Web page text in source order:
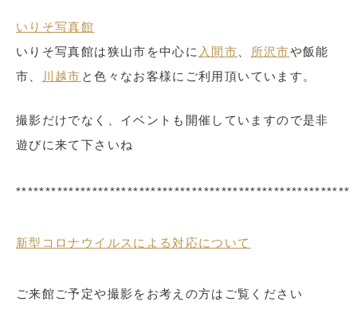
いりそ写真館
いりそ写真館は狭山市を中心に 入間市 所沢市や飯能
市、
川越市 と色々なお客様にご利用頂いています。
撮影だけでなく、イベントも開催していますので是非
遊びに来て下さいね
*********************************************************
新型コロナウイルスによる対応について
ご来館ご予定や撮影をお考えの方はご覧ください